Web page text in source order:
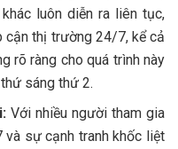
luôn diễn ra liên tục,
cận thị trường 24/7, kể cả
rõ ràng cho quá trình này
sáng thứ 2.
Với nhiều người tham gia
sự cạnh tranh khốc liệt